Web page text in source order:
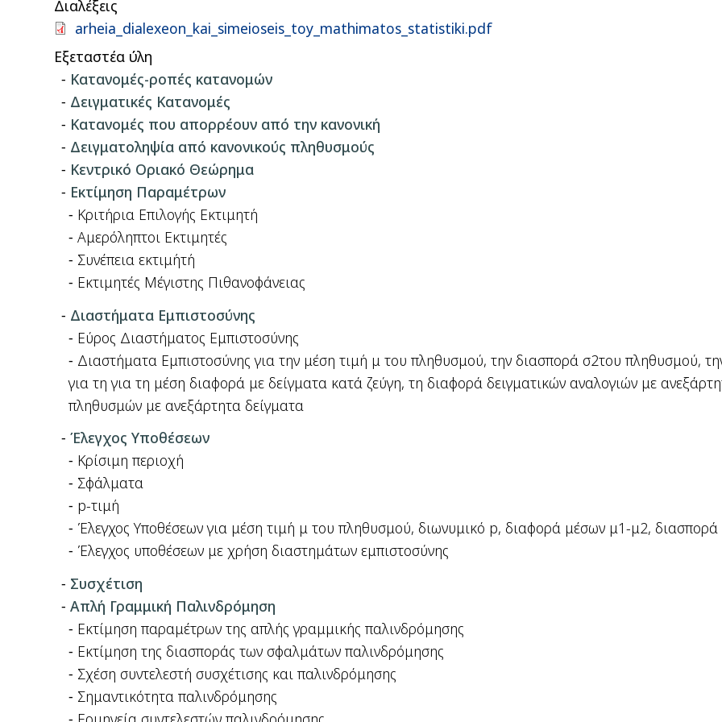
Διαλέξεις
Document
arheia_dialexeon_kai_simeioseis_toy_mathimatos_statistiki.pdf
Εξεταστέα ύλη
Κατανομές-ροπές κατανομών
Δειγματικές Κατανομές
Κατανομές που απορρέουν από την κανονική
Δειγματοληψία από κανονικούς πληθυσμούς
Κεντρικό Οριακό Θεώρημα
Εκτίμηση Παραμέτρων
Κριτήρια Επιλογής Εκτιμητή
Αμερόληπτοι Εκτιμητές
Συνέπεια εκτιμήτή
Εκτιμητές Μέγιστης Πιθανοφάνειας
Διαστήματα Εμπιστοσύνης
Εύρος Διαστήματος Εμπιστοσύνης
Διαστήματα Εμπιστοσύνης για την μέση τιμή μ του πληθυσμού, την διασπορά σ2του πληθυσμού,
για τη για τη μέση διαφορά με δείγματα κατά ζεύγη, τη διαφορά δειγματικών αναλογιών με
πληθυσμών με ανεξάρτητα δείγματα
Έλεγχος Υποθέσεων
Κρίσιμη περιοχή
Σφάλματα
p-τιμή
Έλεγχος Υποθέσεων για μέση τιμή μ του πληθυσμού, διωνυμικό p, διαφορά μέσων μ1-μ2, διασπορά
Έλεγχος υποθέσεων με χρήση διαστημάτων εμπιστοσύνης
Συσχέτιση
Απλή Γραμμική Παλινδρόμηση
Εκτίμηση παραμέτρων της απλής γραμμικής παλινδρόμησης
Εκτίμηση της διασποράς των σφαλμάτων παλινδρόμησης
Σχέση συντελεστή συσχέτισης και παλινδρόμησης
Σημαντικότητα παλινδρόμησης